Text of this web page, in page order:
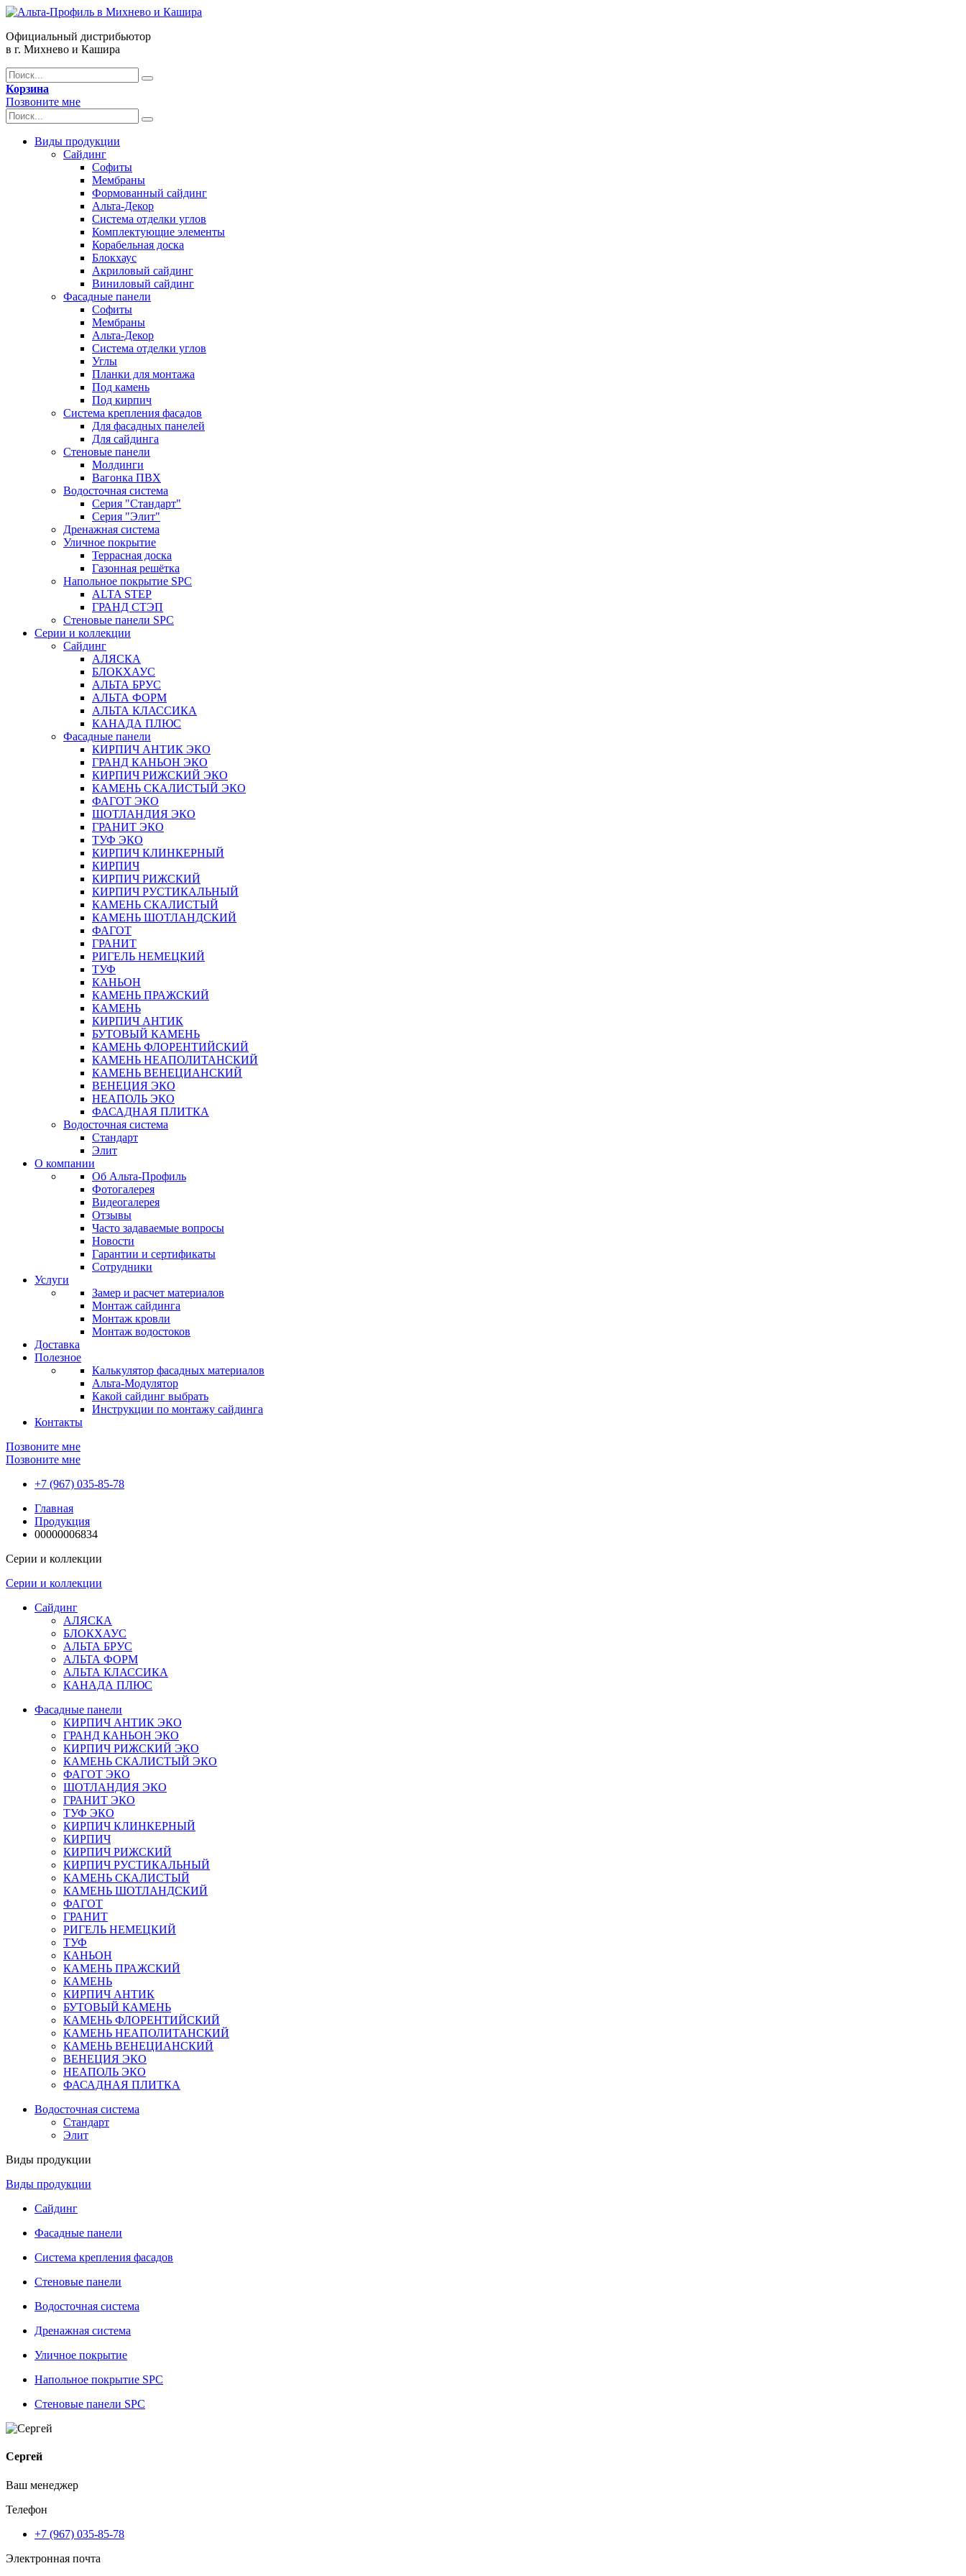
Официальный дистрибьютор
в г. Михнево и Кашира
Корзина
Позвоните мне
Виды продукции
Сайдинг
Софиты
Мембраны
Формованный сайдинг
Альта-Декор
Система отделки углов
Комплектующие элементы
Корабельная доска
Блокхаус
Акриловый сайдинг
Виниловый сайдинг
Фасадные панели
Софиты
Мембраны
Альта-Декор
Система отделки углов
Углы
Планки для монтажа
Под камень
Под кирпич
Система крепления фасадов
Для фасадных панелей
Для сайдинга
Стеновые панели
Молдинги
Вагонка ПВХ
Водосточная система
Серия "Стандарт"
Серия "Элит"
Дренажная система
Уличное покрытие
Террасная доска
Газонная решётка
Напольное покрытие SPC
ALTA STEP
ГРАНД СТЭП
Стеновые панели SPC
Серии и коллекции
Сайдинг
АЛЯСКА
БЛОКХАУС
АЛЬТА БРУС
АЛЬТА ФОРМ
АЛЬТА КЛАССИКА
КАНАДА ПЛЮС
Фасадные панели
КИРПИЧ АНТИК ЭКО
ГРАНД КАНЬОН ЭКО
КИРПИЧ РИЖСКИЙ ЭКО
КАМЕНЬ СКАЛИСТЫЙ ЭКО
ФАГОТ ЭКО
ШОТЛАНДИЯ ЭКО
ГРАНИТ ЭКО
ТУФ ЭКО
КИРПИЧ КЛИНКЕРНЫЙ
КИРПИЧ
КИРПИЧ РИЖСКИЙ
КИРПИЧ РУСТИКАЛЬНЫЙ
КАМЕНЬ СКАЛИСТЫЙ
КАМЕНЬ ШОТЛАНДСКИЙ
ФАГОТ
ГРАНИТ
РИГЕЛЬ НЕМЕЦКИЙ
ТУФ
КАНЬОН
КАМЕНЬ ПРАЖСКИЙ
КАМЕНЬ
КИРПИЧ АНТИК
БУТОВЫЙ КАМЕНЬ
КАМЕНЬ ФЛОРЕНТИЙСКИЙ
КАМЕНЬ НЕАПОЛИТАНСКИЙ
КАМЕНЬ ВЕНЕЦИАНСКИЙ
ВЕНЕЦИЯ ЭКО
НЕАПОЛЬ ЭКО
ФАСАДНАЯ ПЛИТКА
Водосточная система
Стандарт
Элит
О компании
Об Альта-Профиль
Фотогалерея
Видеогалерея
Отзывы
Часто задаваемые вопросы
Новости
Гарантии и сертификаты
Сотрудники
Услуги
Замер и расчет материалов
Монтаж сайдинга
Монтаж кровли
Монтаж водостоков
Доставка
Полезное
Калькулятор фасадных материалов
Альта-Модулятор
Какой сайдинг выбрать
Инструкции по монтажу сайдинга
Контакты
Позвоните мне
Позвоните мне
+7 (967) 035-85-78
Главная
Продукция
00000006834
Серии и коллекции
Серии и коллекции
Сайдинг
АЛЯСКА
БЛОКХАУС
АЛЬТА БРУС
АЛЬТА ФОРМ
АЛЬТА КЛАССИКА
КАНАДА ПЛЮС
Фасадные панели
КИРПИЧ АНТИК ЭКО
ГРАНД КАНЬОН ЭКО
КИРПИЧ РИЖСКИЙ ЭКО
КАМЕНЬ СКАЛИСТЫЙ ЭКО
ФАГОТ ЭКО
ШОТЛАНДИЯ ЭКО
ГРАНИТ ЭКО
ТУФ ЭКО
КИРПИЧ КЛИНКЕРНЫЙ
КИРПИЧ
КИРПИЧ РИЖСКИЙ
КИРПИЧ РУСТИКАЛЬНЫЙ
КАМЕНЬ СКАЛИСТЫЙ
КАМЕНЬ ШОТЛАНДСКИЙ
ФАГОТ
ГРАНИТ
РИГЕЛЬ НЕМЕЦКИЙ
ТУФ
КАНЬОН
КАМЕНЬ ПРАЖСКИЙ
КАМЕНЬ
КИРПИЧ АНТИК
БУТОВЫЙ КАМЕНЬ
КАМЕНЬ ФЛОРЕНТИЙСКИЙ
КАМЕНЬ НЕАПОЛИТАНСКИЙ
КАМЕНЬ ВЕНЕЦИАНСКИЙ
ВЕНЕЦИЯ ЭКО
НЕАПОЛЬ ЭКО
ФАСАДНАЯ ПЛИТКА
Водосточная система
Стандарт
Элит
Виды продукции
Виды продукции
Сайдинг
Фасадные панели
Система крепления фасадов
Стеновые панели
Водосточная система
Дренажная система
Уличное покрытие
Напольное покрытие SPC
Стеновые панели SPC
Сергей
Ваш менеджер
Телефон
+7 (967) 035-85-78
Электронная почта